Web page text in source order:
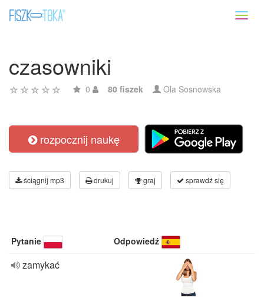
czasowniki
0 80 fiszek Ola Sosnowska
rozpocznij naukę
ściągnij mp3 drukuj graj sprawdź się
Pytanie Odpowiedź
zamykać